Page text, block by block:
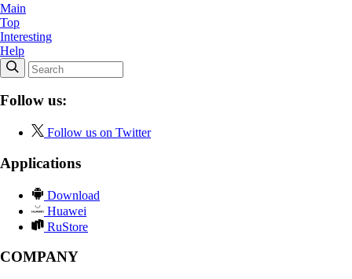
Main
Top
Interesting
Help
Follow us:
Follow us on Twitter
Applications
Download
Huawei
RuStore
COMPANY